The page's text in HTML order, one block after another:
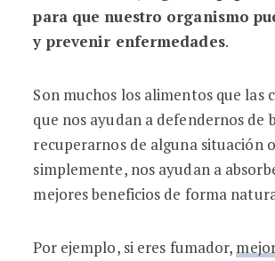
para que nuestro organismo
y prevenir enfermedades.
Son muchos los alimentos que las
que nos ayudan a defendernos de
recuperarnos de alguna situación o
simplemente, nos ayudan a
mejores beneficios de forma
Por ejemplo, si eres fumador,